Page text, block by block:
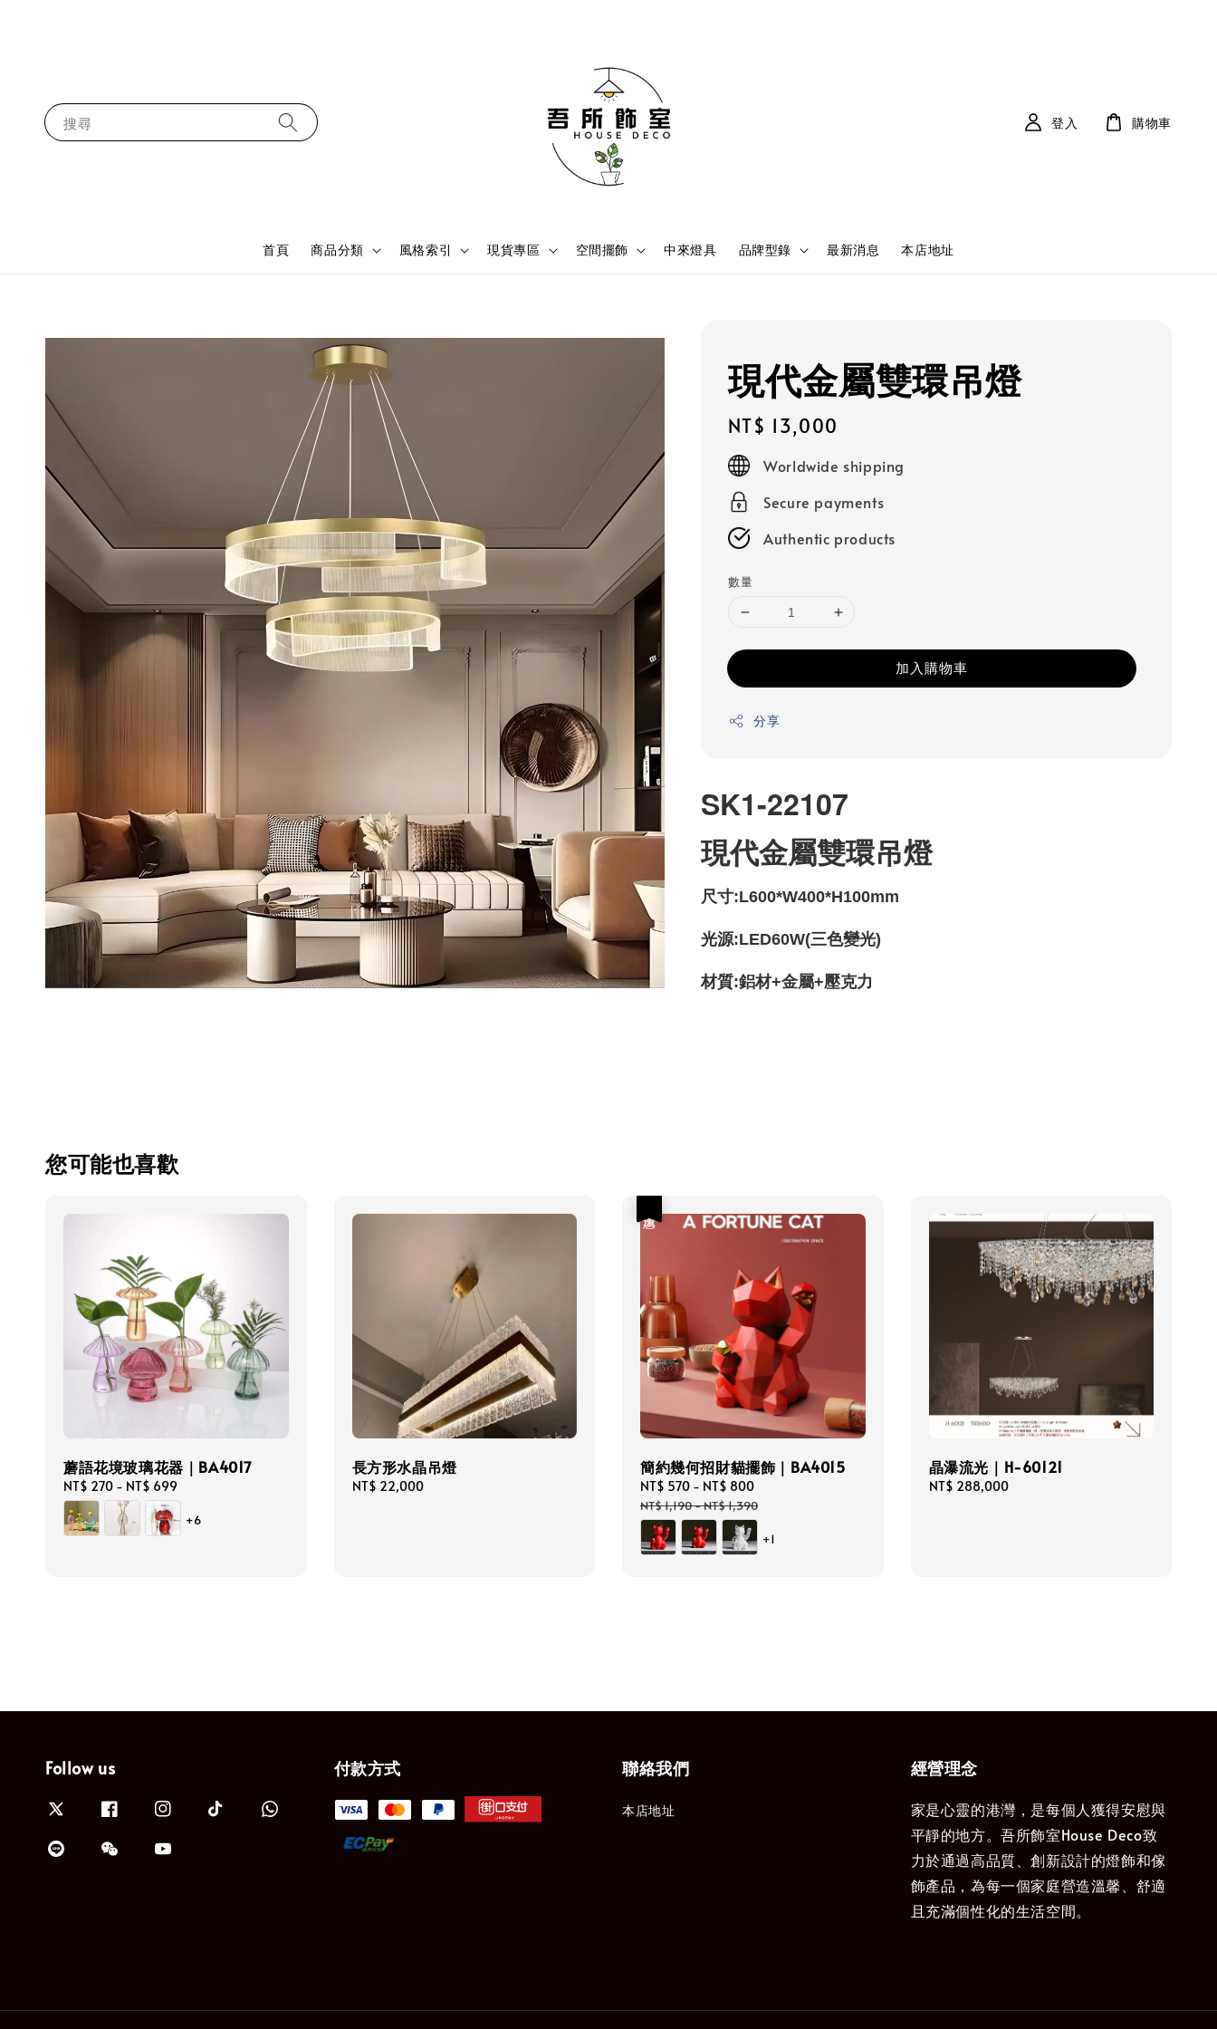
搜尋
首頁 商品分類 風格索引 現貨專區 空間擺飾 中來燈具 品牌型錄 最新消息 本店地址
登入 購物車
現代金屬雙環吊燈
Regular
price
NT$ 13,000
Worldwide shipping
Secure payments
Authentic products
數量
加入購物車
分享
SK1-22107
現代金屬雙環吊燈
尺寸:L600*W400*H100mm
光源:LED60W(三色變光)
材質:鋁材+金屬+壓克力
您可能也喜歡
蘑語花境玻璃花器｜BA4017
Regular
price
NT$ 270 - NT$ 699
+6
長方形水晶吊燈
Regular
NT$ 22,000
簡約幾何招財貓擺飾｜BA4015
Sale
price
NT$ 570 - NT$ 800
NT$ 1,190-NT$ 1,390
+1
晶瀑流光｜H-60121
Regular
NT$ 288,000
Follow us 付款方式 聯絡我們
本店地址
經營理念
家是心靈的港灣，是每個人獲得安慰與
平靜的地方。吾所飾室House Deco致
力於通過高品質、創新設計的燈飾和傢
飾產品，為每一個家庭營造溫馨、舒適
且充滿個性化的生活空間。